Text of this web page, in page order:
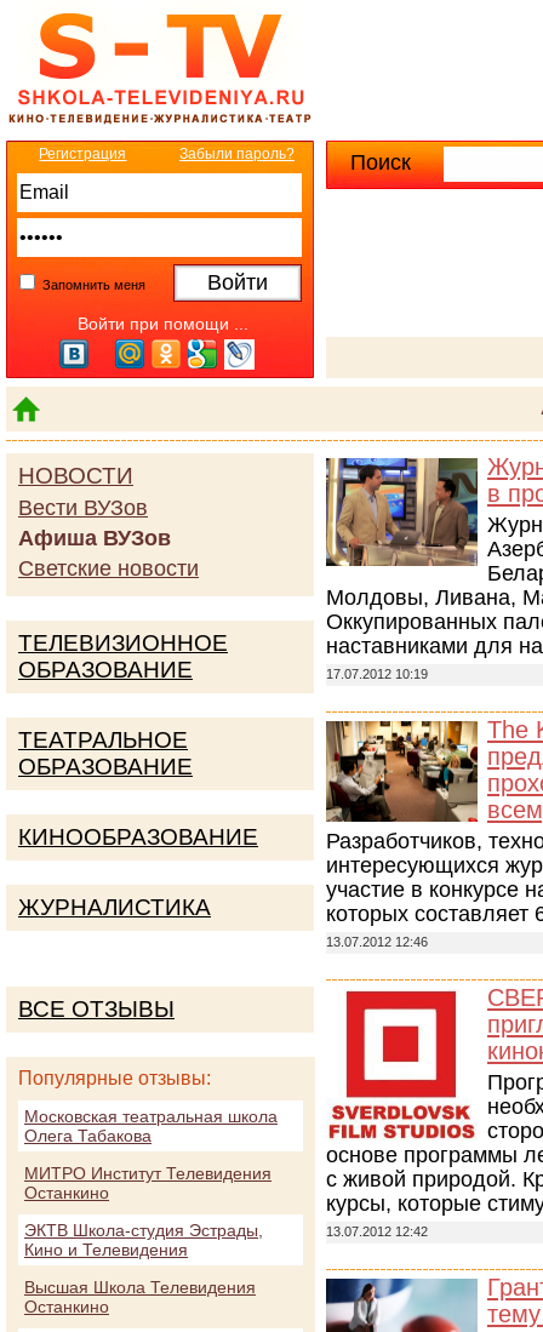
Поиск
Регистрация Забыли пароль?
Запомнить меня
Войти при помощи ...
в
Молдовы, Ливана,
Оккупированных
наставниками для
17.07.2012 10:19
The
Разработчиков,
интересующихся
участие в конкурсе
которых
13.07.2012 12:46
основе программы
с живой природой.
курсы, которые
13.07.2012 12:42
НОВОСТИ
Вести ВУЗов
Афиша ВУЗов
Светские новости
ТЕЛЕВИЗИОННОЕ
ОБРАЗОВАНИЕ
ТЕАТРАЛЬНОЕ
ОБРАЗОВАНИЕ
КИНООБРАЗОВАНИЕ
ЖУРНАЛИСТИКА
ВСЕ ОТЗЫВЫ
Популярные отзывы:
Московская театральная школа
Олега Табакова
МИТРО Институт Телевидения
Останкино
ЭКТВ Школа-студия Эстрады,
Кино и Телевидения
Высшая Школа Телевидения
Останкино